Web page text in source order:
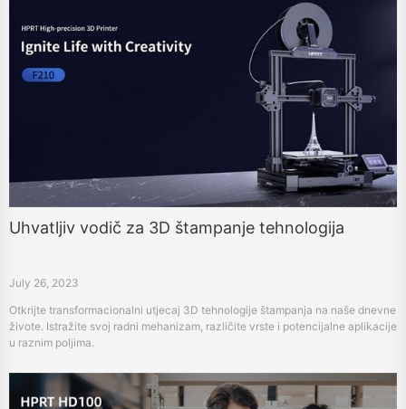
Uhvatljiv vodič za 3D štampanje tehnologija
July 26, 2023
Otkrijte transformacionalni utjecaj 3D tehnologije štampanja na naše dnevne
živote. Istražite svoj radni mehanizam, različite vrste i potencijalne aplikacije
u raznim poljima.